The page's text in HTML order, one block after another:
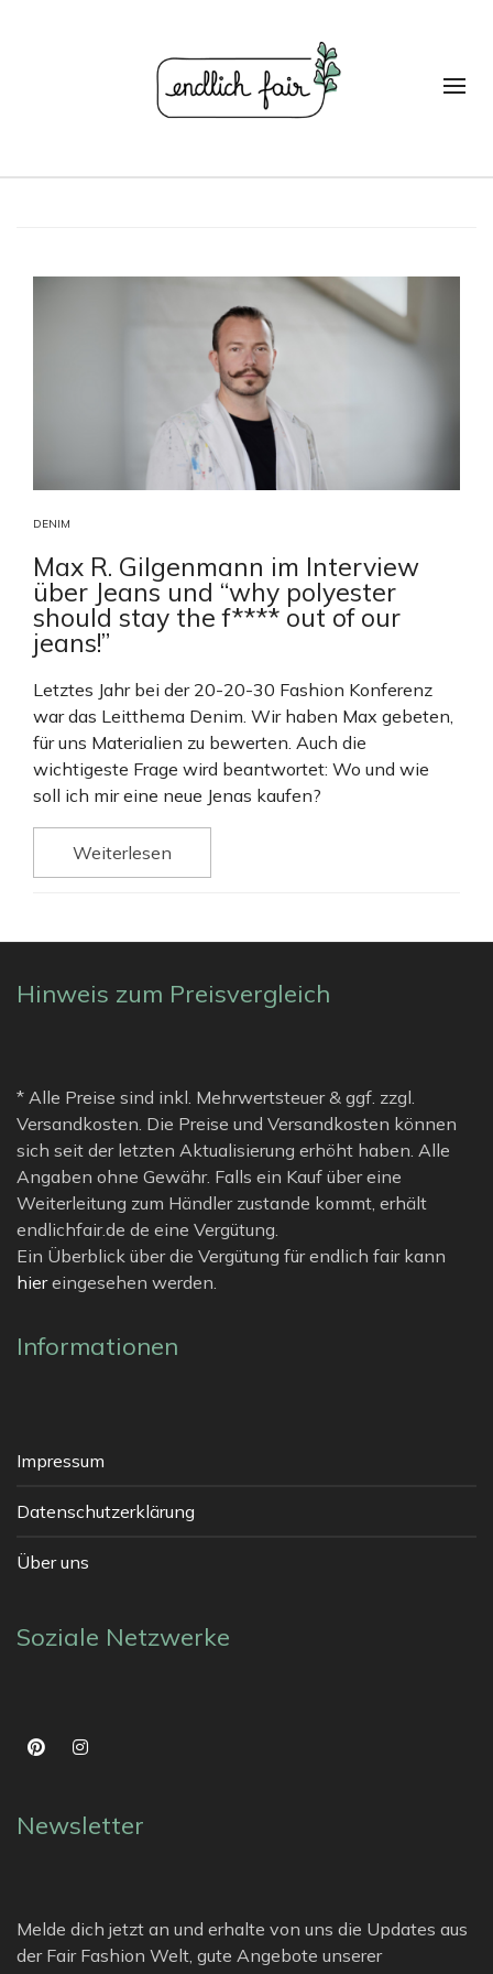
DENIM
Max R. Gilgenmann im Interview
über Jeans und “why polyester
should stay the f**** out of our
jeans!”
Letztes Jahr bei der 20-20-30 Fashion Konferenz
war das Leitthema Denim. Wir haben Max gebeten,
für uns Materialien zu bewerten. Auch die
wichtigeste Frage wird beantwortet: Wo und wie
soll ich mir eine neue Jenas kaufen?
Weiterlesen
Hinweis zum Preisvergleich
* Alle Preise sind inkl. Mehrwertsteuer & ggf. zzgl.
Versandkosten. Die Preise und Versandkosten können
sich seit der letzten Aktualisierung erhöht haben. Alle
Angaben ohne Gewähr. Falls ein Kauf über eine
Weiterleitung zum Händler zustande kommt, erhält
endlichfair.de de eine Vergütung.
Ein Überblick über die Vergütung für endlich fair kann
hiereingesehen werden.
Informationen
Impressum
Datenschutzerklärung
Über uns
Soziale Netzwerke
Newsletter
Melde dich jetzt an und erhalte von uns die Updates aus
der Fair Fashion Welt, gute Angebote unserer